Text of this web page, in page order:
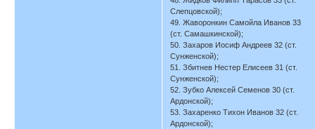
Слепцовской);
49. Жаворонкин Самойла Иванов 33
(ст. Самашкинской);
50. Захаров Иосиф Андреев 32 (ст.
Сунженской);
51. Збитнев Нестер Елисеев 31 (ст.
Сунженской);
52. Зубко Алексей Семенов 30 (ст.
Ардонской);
53. Захаренко Тихон Иванов 32 (ст.
Ардонской);